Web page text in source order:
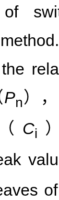
of
Pn）
Ci